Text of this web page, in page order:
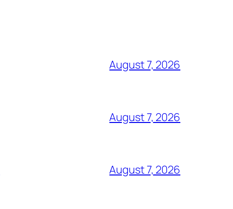
August 7, 2026
August 7, 2026
August 7, 2026